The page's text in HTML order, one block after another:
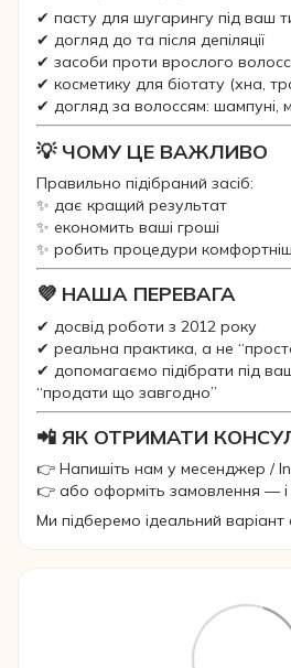
✔ пасту для шугарингу під ваш
✔ догляд до та після депіляції
✔ засоби проти врослого
✔ косметику для біотату (хна,
✔ догляд за волоссям: шампуні,
💡 ЧОМУ ЦЕ ВАЖЛИВО
Правильно підібраний засіб:
✨ дає кращий результат
✨ економить ваші гроші
✨ робить процедури
💜 НАША ПЕРЕВАГА
✔ досвід роботи з 2012 року
✔ реальна практика, а не
✔ допомагаємо підібрати під
“продати що завгодно”
📲 ЯК ОТРИМАТИ
👉 Напишіть нам у месенджер /
👉 або оформіть замовлення — і
Ми підберемо ідеальний